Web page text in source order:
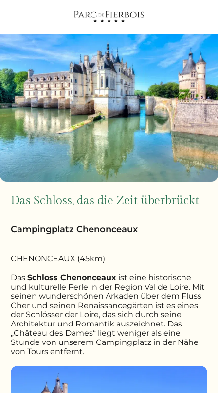
Das Schloss, das die Zeit überbrückt
Campingplatz Chenonceaux
CHENONCEAUX (45km)
DasSchloss Chenonceaux ist eine historische
und kulturelle Perle in der Region Val de Loire. Mit
seinen wunderschönen Arkaden über dem Fluss
Cher und seinen Renaissancegärten ist es eines
der Schlösser der Loire, das sich durch seine
Architektur und Romantik auszeichnet. Das
„Château des Dames“ liegt weniger als eine
Stunde von unserem Campingplatz in der Nähe
von Tours entfernt.